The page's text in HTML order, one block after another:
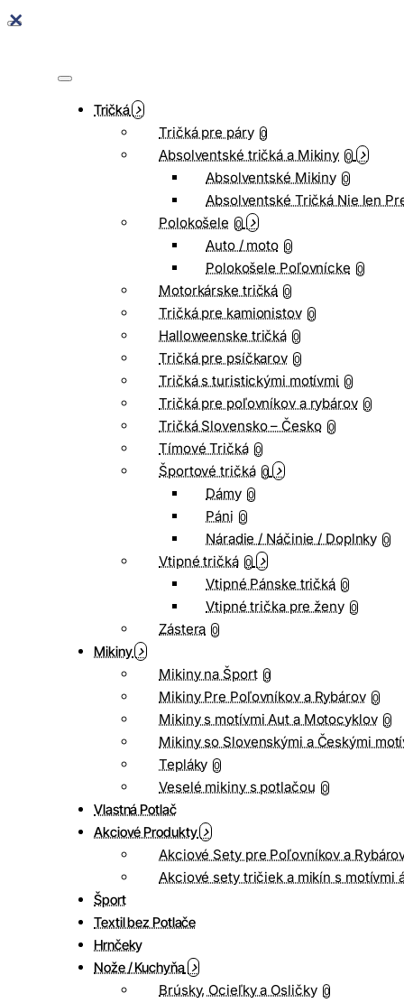
Tričká
Tričká pre páry 0
Absolventské tričká a Mikiny 0
Absolventské Mikiny 0
Absolventské Tričká Nie len
Polokošele 0
Auto / moto 0
Polokošele Poľovnícke 0
Motorkárske tričká 0
Tričká pre kamionistov 0
Halloweenske tričká 0
Tričká pre psíčkarov 0
Tričká s turistickými motívmi 0
Tričká pre poľovníkov a rybárov 0
Tričká Slovensko – Česko 0
Tímové Tričká 0
Športové tričká 0
Dámy 0
Páni 0
Náradie / Náčinie / Doplnky 0
Vtipné tričká 0
Vtipné Pánske tričká 0
Vtipné trička pre ženy 0
Zástera 0
Mikiny
Mikiny na Šport 0
Mikiny Pre Poľovníkov a Rybárov 0
Mikiny s motívmi Aut a Motocyklov 0
Mikiny so Slovenskými a Českými
Tepláky 0
Veselé mikiny s potlačou 0
Vlastná Potlač
Akciové Produkty
Akciové Sety pre Poľovníkov a
Akciové sety tričiek a mikín s motívmi
Šport
Textil bez Potlače
Hrnčeky
Nože / Kuchyňa
Brúsky, Ocieľky a Osličky 0